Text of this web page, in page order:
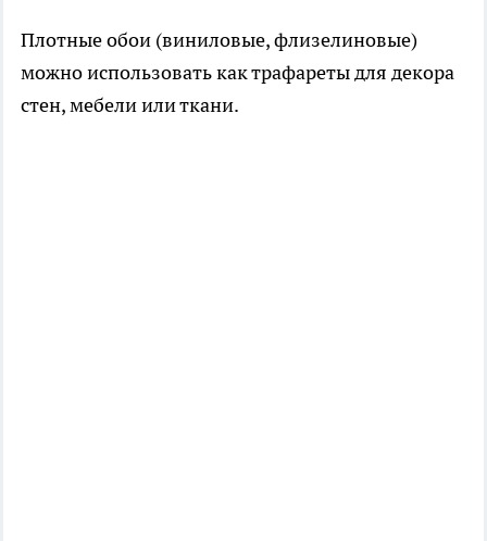
Плотные обои (виниловые, флизелиновые)
можно использовать как трафареты для декора
стен, мебели или ткани.